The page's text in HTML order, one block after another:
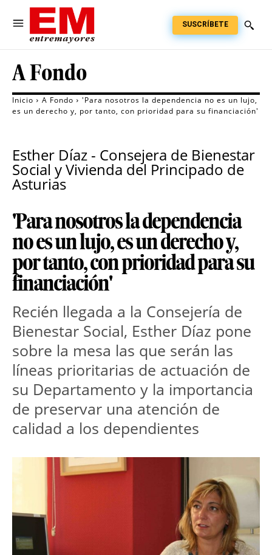
SUSCRÍBETE
A Fondo
Inicio A Fondo
'Para nosotros la dependencia no es un lujo,
es un derecho y, por tanto, con prioridad para su financiación'
Esther Díaz - Consejera de Bienestar
Social y Vivienda del Principado de
Asturias
'Para nosotros la dependencia
no es un lujo, es un derecho y,
por tanto, con prioridad para su
financiación'
Recién llegada a la Consejería de
Bienestar Social, Esther Díaz pone
sobre la mesa las que serán las
líneas prioritarias de actuación de
su Departamento y la importancia
de preservar una atención de
calidad a los dependientes